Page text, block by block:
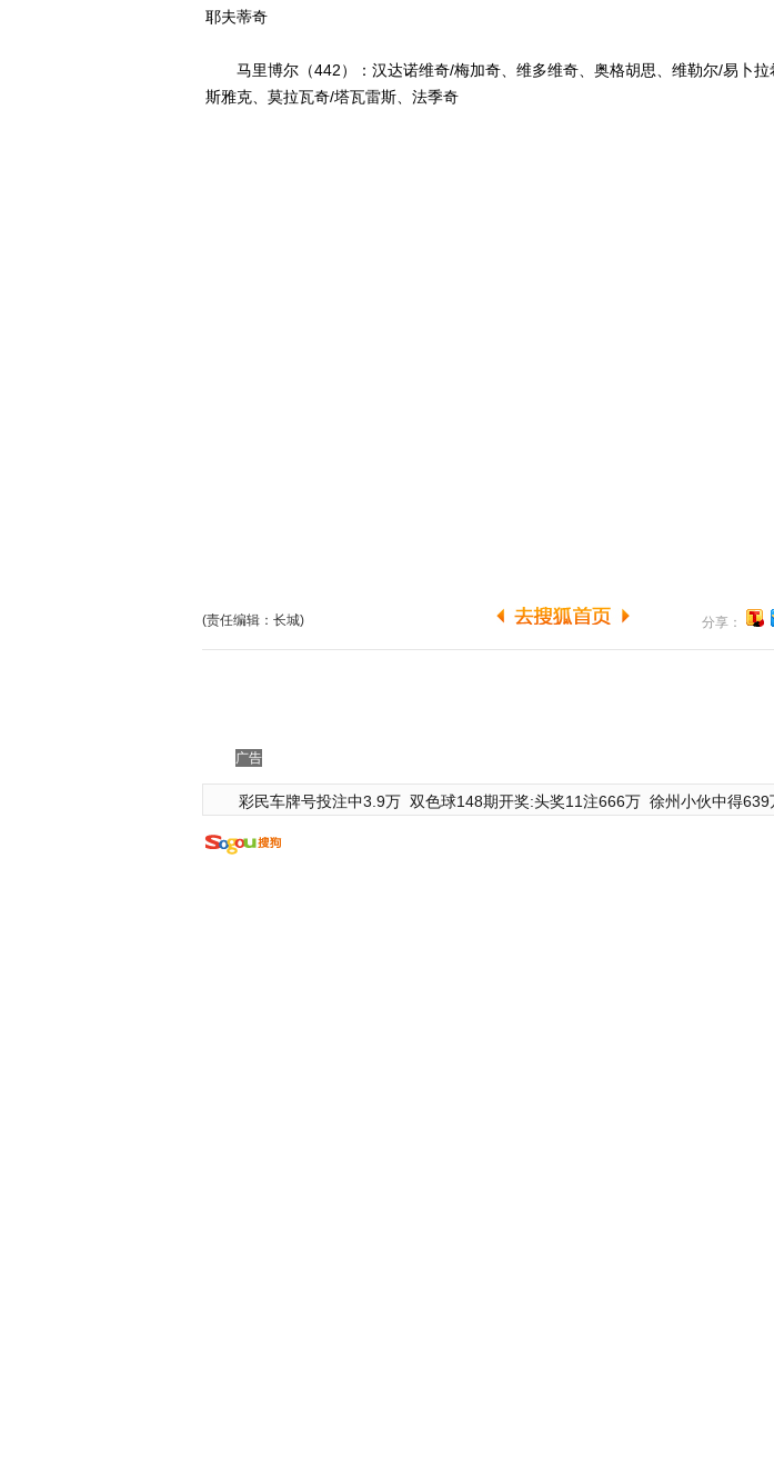
耶夫蒂奇
马里博尔（442）：汉达诺维奇/梅加奇、维多维奇、奥格胡思、维勒尔/易卜拉
斯雅克、莫拉瓦奇/塔瓦雷斯、法季奇
(责任编辑：长城) 分享：
广告
彩民车牌号投注中3.9万 双色球148期开奖:头奖11注666万 徐州小伙中得639